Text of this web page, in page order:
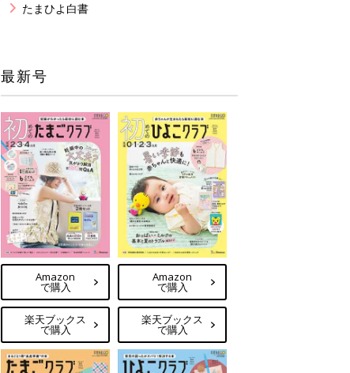
たまひよ白書
最新号
Amazon
で購入
楽天ブックス
で購入
Amazon
で購入
楽天ブックス
で購入